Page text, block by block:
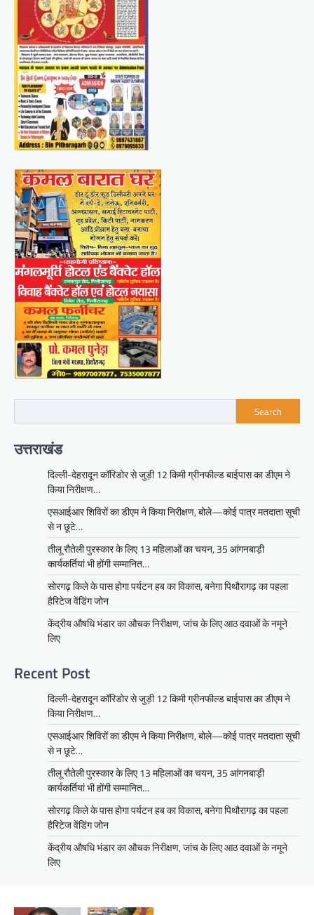
Search
उत्तराखंड
दिल्ली-देहरादून कॉरिडोर से जुड़ी 12 किमी ग्रीनफील्ड बाईपास का डीएम ने
किया निरीक्षण…
एसआईआर शिविरों का डीएम ने किया निरीक्षण, बोले—कोई पात्र मतदाता सूची
से न छूटे…
तीलू रौतेली पुरस्कार के लिए 13 महिलाओं का चयन, 35 आंगनबाड़ी
कार्यकर्तियां भी होंगी सम्मानित…
सोरगढ़ किले के पास होगा पर्यटन हब का विकास, बनेगा पिथौरागढ़ का पहला
हैरिटेज वेंडिंग जोन
केंद्रीय औषधि भंडार का औचक निरीक्षण, जांच के लिए आठ दवाओं के नमूने
लिए
Recent Post
दिल्ली-देहरादून कॉरिडोर से जुड़ी 12 किमी ग्रीनफील्ड बाईपास का डीएम ने
किया निरीक्षण…
एसआईआर शिविरों का डीएम ने किया निरीक्षण, बोले—कोई पात्र मतदाता सूची
से न छूटे…
तीलू रौतेली पुरस्कार के लिए 13 महिलाओं का चयन, 35 आंगनबाड़ी
कार्यकर्तियां भी होंगी सम्मानित…
सोरगढ़ किले के पास होगा पर्यटन हब का विकास, बनेगा पिथौरागढ़ का पहला
हैरिटेज वेंडिंग जोन
केंद्रीय औषधि भंडार का औचक निरीक्षण, जांच के लिए आठ दवाओं के नमूने
लिए